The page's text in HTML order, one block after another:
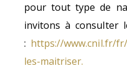
pour tout type de
invitons à consulter
: https://www.cnil.fr/
les-maitriser.